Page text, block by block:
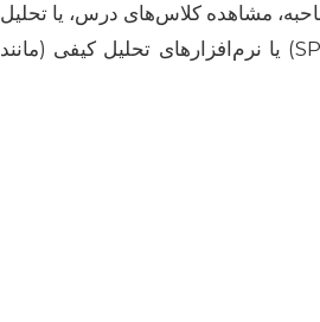
مشاهده کلاس‌های درس، یا تحلیل
محتوای متون داشته باشید. دقت در جمع‌آوری داده‌ها و سپس تحلیل صحیح آن‌ها با استفاده از نرم‌افزارهای آماری (مانند SPSS) یا نرم‌افزارهای تحلیل کیفی (مانند